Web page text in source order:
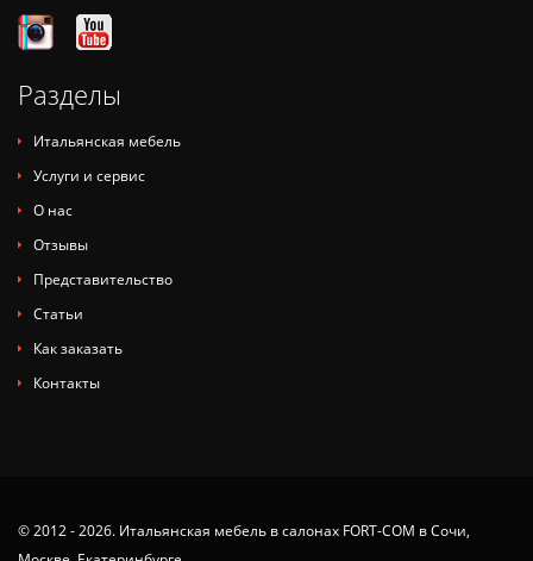
Разделы
Итальянская мебель
Услуги и сервис
О нас
Отзывы
Представительство
Статьи
Как заказать
Контакты
© 2012 - 2026. Итальянская мебель в салонах FORT-COM в Сочи,